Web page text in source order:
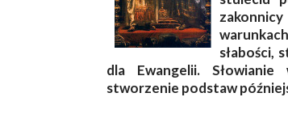
słabości,
dla Ewangelii. Słowianie
stworzenie podstaw